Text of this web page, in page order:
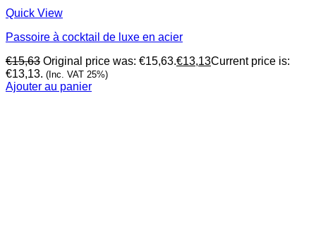
Quick View
Passoire à cocktail de luxe en acier
€15,63 Original price was: €15,63.€13,13Current price is:
€13,13. (Inc. VAT 25%)
Ajouter au panier